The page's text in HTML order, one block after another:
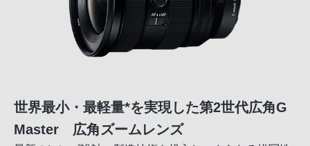
世界最小・最軽量*を実現した第2世代広角G
Master 広角ズームレンズ